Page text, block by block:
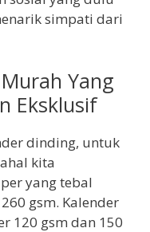
simpati dari
Yang
Eksklusif
dinding, untuk
kita
yang tebal
gsm. Kalender
120 gsm dan 150